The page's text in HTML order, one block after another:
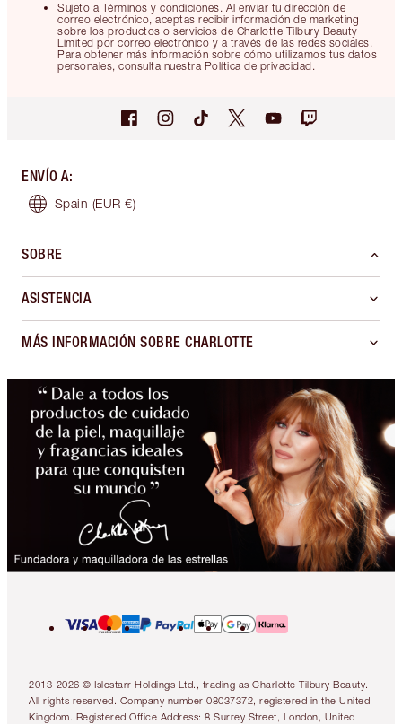
Sujeto a Términos y condiciones. Al enviar tu dirección de
correo electrónico, aceptas recibir información de marketing
sobre los productos o servicios de Charlotte Tilbury Beauty
Limited por correo electrónico y a través de las redes sociales.
Para obtener más información sobre cómo utilizamos tus datos
personales, consulta nuestra Política de privacidad.
ENVÍO A:
Spain (EUR €)
SOBRE
ASISTENCIA
MÁS INFORMACIÓN SOBRE CHARLOTTE
2013-2026 © Islestarr Holdings Ltd., trading as Charlotte Tilbury Beauty.
All rights reserved. Company number 08037372, registered in the United
Kingdom. Registered Office Address: 8 Surrey Street, London, United